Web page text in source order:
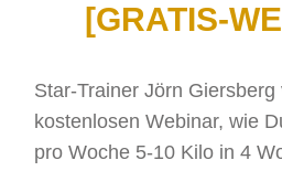
[GRATIS-
Star-Trainer Jörn Giersberg
kostenlosen Webinar, wie
pro Woche 5-10 Kilo in 4